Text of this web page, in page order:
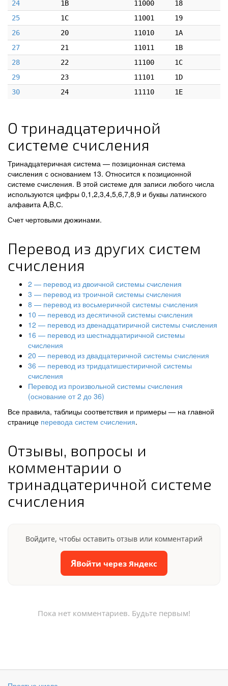
24 1B 11000
18
25
1C 11001
19
26
20 11010
1A
27
21 11011
1B
28
22 11100
1C
29
23 11101
1D
30
24 11110 1E
О тринадцатеричной
системе счисления
Тринадцатеричная система — позиционная система
счисления с основанием 13. Относится к позиционной
системе счисления. В этой системе для записи любого числа
используются цифры 0,1,2,3,4,5,6,7,8,9 и буквы латинского
алфавита A,B,С.
Счет чертовыми дюжинами.
Перевод из других систем
счисления
2 — перевод из двоичной системы счисления
3 — перевод из троичной системы счисления
8 — перевод из восьмеричной системы счисления
10 — перевод из десятичной системы счисления
12 — перевод из двенадцатиричной системы счисления
16 — перевод из шестнадцатиричной системы
счисления
20 — перевод из двадцатеричной системы счисления
36 — перевод из тридцатишестиричной системы
счисления
Перевод из произвольной системы счисления
(основание от 2 до 36)
Все правила, таблицы соответствия и примеры — на главной
странице перевода систем счисления.
Отзывы, вопросы и
комментарии о
тринадцатеричной системе
счисления
Войдите, чтобы оставить отзыв или комментарий
ЯВойти через Яндекс
Пока нет комментариев. Будьте первым!